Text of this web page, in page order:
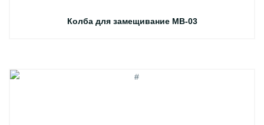
Колба для замещивание MB-03